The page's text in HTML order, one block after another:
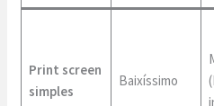
Print screen
simples
Baixíssimo